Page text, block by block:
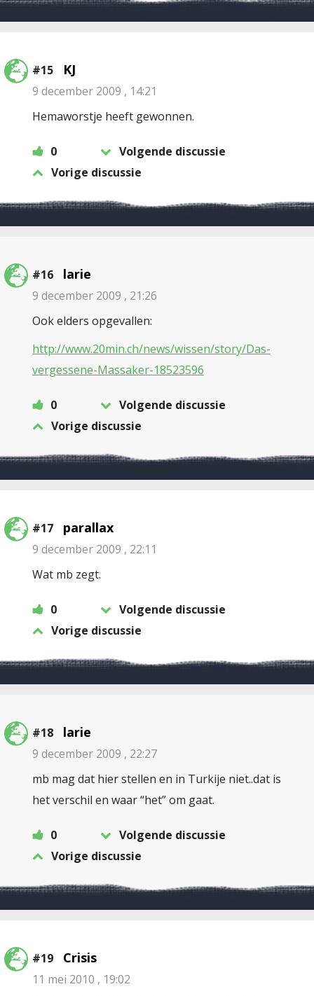
#15 KJ
9 december 2009 , 14:21
Hemaworstje heeft gewonnen.
0
Volgende discussie
Vorige discussie
#16 larie
9 december 2009 , 21:26
Ook elders opgevallen:
http://www.20min.ch/news/wissen/story/Das-
vergessene-Massaker-18523596
0
Volgende discussie
Vorige discussie
#17 parallax
9 december 2009 , 22:11
Wat mb zegt.
0
Volgende discussie
Vorige discussie
#18 larie
9 december 2009 , 22:27
mb mag dat hier stellen en in Turkije niet..dat is
het verschil en waar “het” om gaat.
0
Volgende discussie
Vorige discussie
#19 Crisis
11 mei 2010 , 19:02